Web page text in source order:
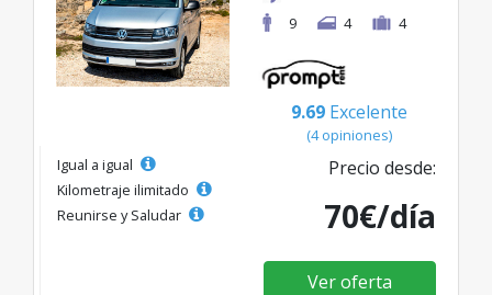
9
4 4
9.69 Excelente
(4 opiniones)
Igual a igual
Kilometraje ilimitado
Reunirse y Saludar
Precio desde:
70€/día
Ver oferta